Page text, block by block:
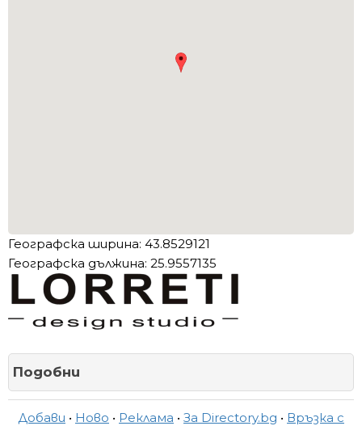
Географска ширина: 43.8529121
Географска дължина: 25.9557135
Подобни
Добави • Ново • Реклама • За Directory.bg • Връзка с